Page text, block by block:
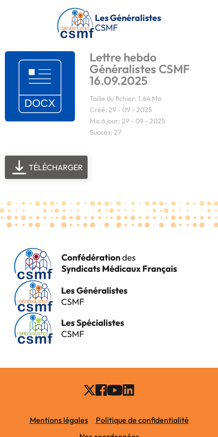
Passer au contenu principal
Les Généralistes
CSMF
Lettre hebdo
Généralistes CSMF
16.09.2025
Taille du fichier: 1.64 Mo
Créé: 29 - 09 - 2025
Mis à jour: 29 - 09 - 2025
Succès: 27
TÉLÉCHARGER
Mentions légales
Politique de confidentialité